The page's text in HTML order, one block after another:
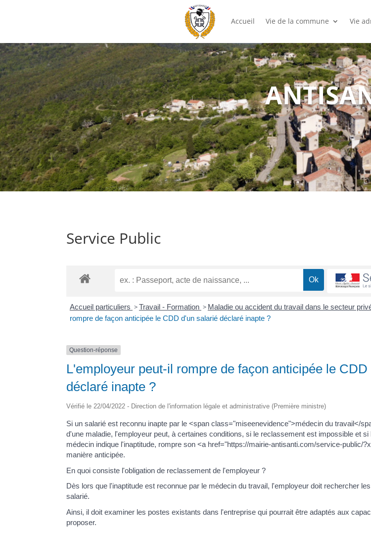
Accueil Vie de la commune Vie
Service Public
Accueil particuliers >Travail - Formation > Maladie ou accident du travail dans le secteur
rompre de façon anticipée le CDD d'un salarié déclaré inapte ?
Question-réponse
L'employeur peut-il rompre de façon anticipée le
déclaré inapte ?
Vérifié le 22/04/2022 - Direction de l'information légale et administrative (Première ministre)
Si un salarié est reconnu inapte par le <span class="miseenevidence">médecin du travail</
d'une maladie, l'employeur peut, à certaines conditions, si le reclassement est impossible et si
médecin indique l'inaptitude, rompre son <a href="https://mairie-antisanti.com/service-public/
manière anticipée.
En quoi consiste l'obligation de reclassement de l'employeur ?
Dès lors que l'inaptitude est reconnue par le médecin du travail, l'employeur doit rechercher
salarié.
Ainsi, il doit examiner les postes existants dans l'entreprise qui pourrait être adaptés aux
proposer.